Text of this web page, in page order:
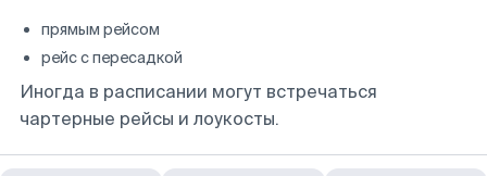
прямым рейсом
рейс с пересадкой
Иногда в расписании могут встречаться
чартерные рейсы и лоукосты.